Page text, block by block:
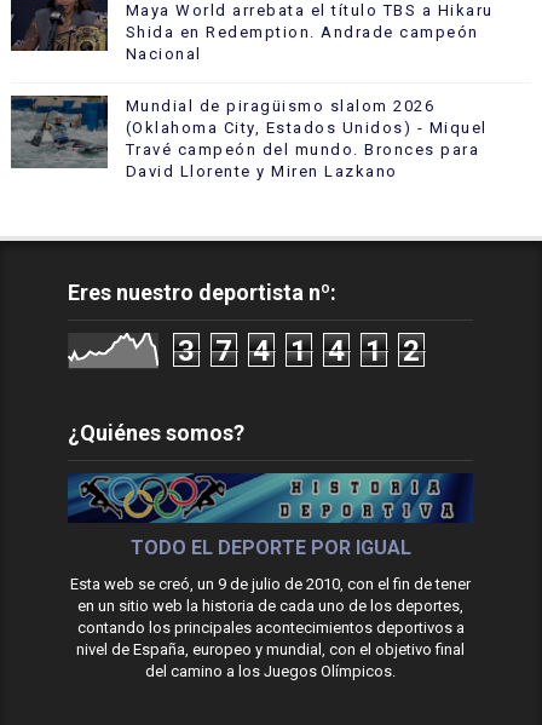
Maya World arrebata el título TBS a Hikaru
Shida en Redemption. Andrade campeón
Nacional
Mundial de piragüismo slalom 2026
(Oklahoma City, Estados Unidos) - Miquel
Travé campeón del mundo. Bronces para
David Llorente y Miren Lazkano
Eres nuestro deportista nº:
3 7 4 1 4 1 2
¿Quiénes somos?
TODO EL DEPORTE POR IGUAL
Esta web se creó, un 9 de julio de 2010, con el fin de tener
en un sitio web la historia de cada uno de los deportes,
contando los principales acontecimientos deportivos a
nivel de España, europeo y mundial, con el objetivo final
del camino a los Juegos Olímpicos.